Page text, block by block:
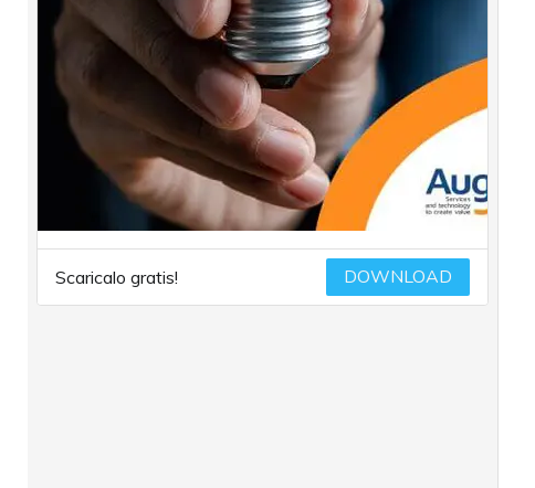
Scaricalo gratis! DOWNLOAD